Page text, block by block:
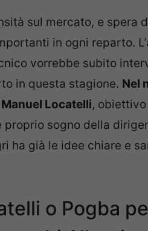
sul mercato, e spera
in ogni reparto.
vorrebbe subito
in questa stagione. Nel
Locatelli,
proprio sogno della
ha già le idee chiare e
o Pogba